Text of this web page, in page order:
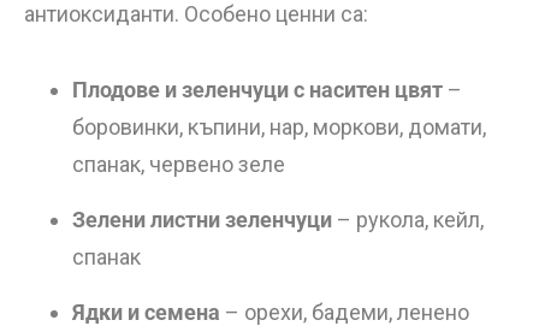
антиоксиданти. Особено ценни са:
Плодове и зеленчуци с наситен цвят –
боровинки, къпини, нар, моркови, домати,
спанак, червено зеле
Зелени листни зеленчуци – рукола, кейл,
спанак
Ядки и семена – орехи, бадеми, ленено